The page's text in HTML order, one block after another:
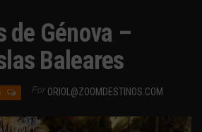
de Génova –
Baleares
Por ORIOL@ZOOMDESTINOS.COM